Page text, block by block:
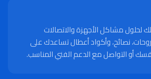
لحلول مشاكل الأجهزة والاتصالات
نصائح، وأكواد أعطال تساعدك على
أو التواصل مع الدعم الفني المناسب.